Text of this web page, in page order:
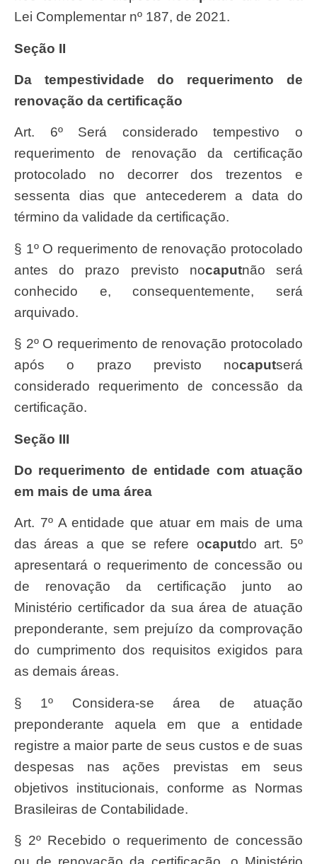
Lei Complementar nº 187, de 2021.
Seção II
Da tempestividade do requerimento de
renovação da certificação
Art. 6º Será considerado tempestivo o
requerimento de renovação da certificação
protocolado no decorrer dos trezentos e
sessenta dias que antecederem a data do
término da validade da certificação.
§ 1º O requerimento de renovação protocolado
antes do prazo previsto no caputnão será
conhecido e, consequentemente, será
arquivado.
§ 2º O requerimento de renovação protocolado
após o prazo previsto no caputserá
considerado requerimento de concessão da
certificação.
Seção III
Do requerimento de entidade com atuação
em mais de uma área
Art. 7º A entidade que atuar em mais de uma
das áreas a que se refere ocaputdo art. 5º
apresentará o requerimento de concessão ou
de renovação da certificação junto ao
Ministério certificador da sua área de atuação
preponderante, sem prejuízo da comprovação
do cumprimento dos requisitos exigidos para
as demais áreas.
§ 1º Considera-se área de atuação
preponderante aquela em que a entidade
registre a maior parte de seus custos e de suas
despesas nas ações previstas em seus
objetivos institucionais, conforme as Normas
Brasileiras de Contabilidade.
§ 2º Recebido o requerimento de concessão